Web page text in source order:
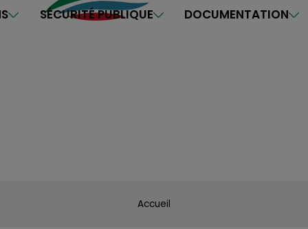
SÉCURITÉ PUBLIQUE DOCUMENTATION
Accueil